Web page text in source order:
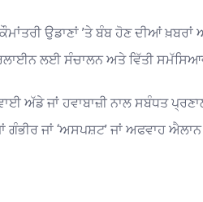
ਉਡਾਣਾਂ ’ਤੇ ਬੰਬ ਹੋਣ ਦੀਆਂ
ਲਈ ਸੰਚਾਲਨ ਅਤੇ ਵਿੱਤੀ
ਅੱਡੇ ਜਾਂ ਹਵਾਬਾਜ਼ੀ ਨਾਲ ਸਬੰਧਤ
ਗੰਭੀਰ ਜਾਂ ‘ਅਸਪਸ਼ਟ’ ਜਾਂ ਅਫਵਾਹ